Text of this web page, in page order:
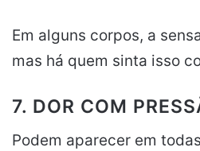
Em alguns corpos, a
mas há quem sinta isso
7. DOR COM
Podem aparecer em